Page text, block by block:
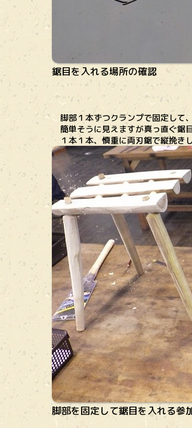
鋸目を入れる場所の確認
脚部１本ずつクランプで固定して
簡単そうに見えますが真っ直ぐ鋸
１本１本、慎重に両刃鋸で縦挽きし
脚部を固定して鋸目を入れる参